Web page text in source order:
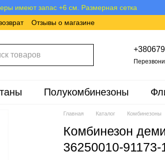
имеют запас +6 см. Размерная сетка
Отзывы о магазине
Полукомбинезоны
Главная Каталог Комбинезоны
Комбинезон
36250010-